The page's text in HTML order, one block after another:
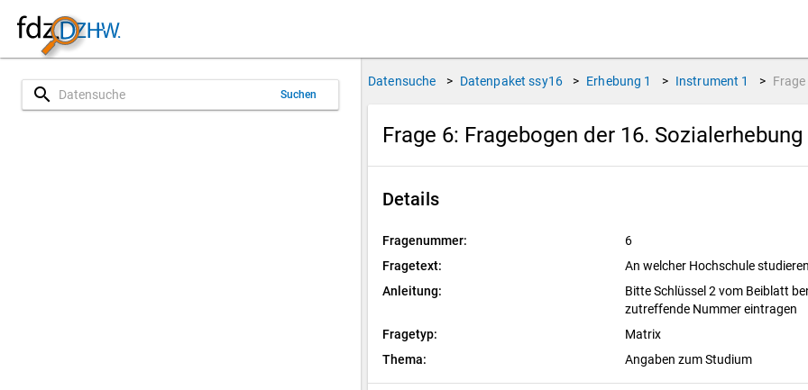
search Suchen
Datensuche > Datenpaket ssy16 > Erhebung 1 > Instrument 1 > Frage
Frage 6: Fragebogen der 16. Sozialerhebung
Details
Fragenummer:
6
Fragetext:
An welcher Hochschule
Anleitung:
Bitte Schlüssel 2 vom Beiblatt
zutreffende Nummer eintragen
Fragetyp:
Matrix
Thema:
Angaben zum Studium